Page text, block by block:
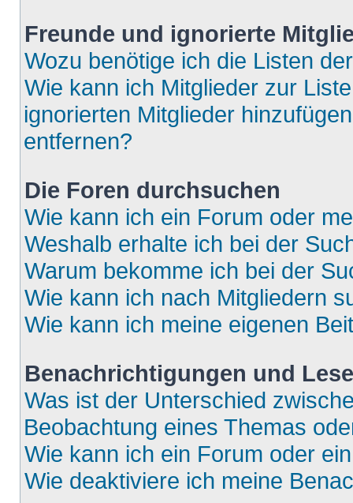
Freunde und ignorierte
Wozu benötige ich die Listen
Wie kann ich Mitglieder zur
ignorierten Mitglieder
entfernen?
Die Foren durchsuchen
Wie kann ich ein Forum oder
Weshalb erhalte ich bei der
Warum bekomme ich bei der
Wie kann ich nach Mitgliedern
Wie kann ich meine eigenen
Benachrichtigungen und
Was ist der Unterschied
Beobachtung eines Themas
Wie kann ich ein Forum oder
Wie deaktiviere ich meine